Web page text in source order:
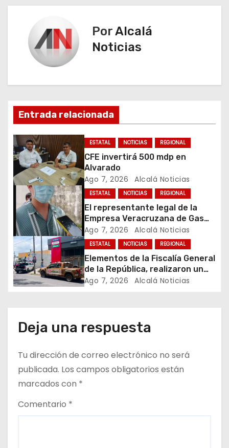
c
i
ó
n
d
e
e
n
t
r
d
s
PorAlcalá
Noticias
Entrada relacionada
ESTATAL NOTICIAS REGIONAL
CFE invertirá 500 mdp en
Alvarado
Ago 7, 2026 Alcalá Noticias
ESTATAL NOTICIAS REGIONAL
El representante legal de la
Empresa Veracruzana de Gas
(Gas Mabarak), aclaró en
entrevista que la sucursal
cateada por la Fiscalía General
de la República cuenta con
todos sus permisos y trabaja en
regla, por lo que desconoce el
Ago 7, 2026 Alcalá Noticias
ESTATAL NOTICIAS REGIONAL
Elementos de la Fiscalía General
de la República, realizaron un
operativo en el que clausuraron
Veracruz.
Ago 7, 2026 Alcalá Noticias
Deja una respuesta
Tu dirección de correo electrónico no será
publicada. Los campos obligatorios están
marcados con *
Comentario *